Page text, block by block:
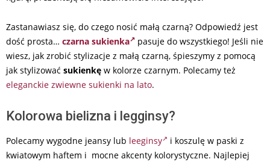
Zastanawiasz się, do czego nosić małą czarną? Odpowiedź jest
dość prosta… czarna sukienka
pasuje do wszystkiego! Jeśli nie
wiesz, jak zrobić stylizacje z małą czarną, śpieszymy z pomocą
jak stylizować sukienkę w kolorze czarnym. Polecamy też
eleganckie zwiewne sukienki na lato.
Kolorowa bielizna i legginsy?
Polecamy wygodne jeansy lub leeginsy
i koszulę w paski z
kwiatowym haftem i mocne akcenty kolorystyczne. Najlepiej